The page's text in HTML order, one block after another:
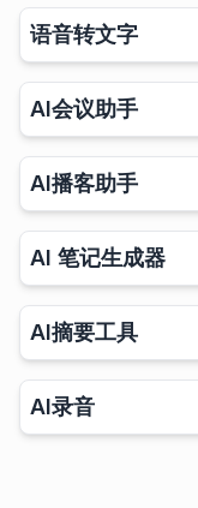
语音转文字
AI会议助手
AI播客助手
AI 笔记生成器
AI摘要工具
AI录音